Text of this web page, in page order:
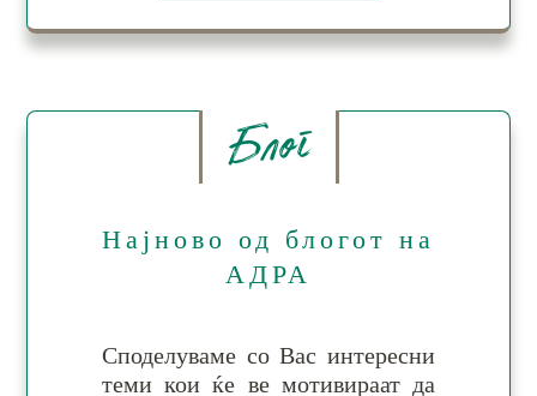
Блог
Најново од блогот на
АДРА
Споделуваме со Вас ин­те­рес­ни
те­ми кои ќе ве мо­ти­ви­раат да